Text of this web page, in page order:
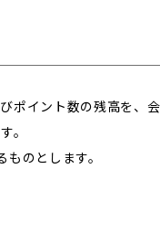
イント数の残高を、会
。
のとします。